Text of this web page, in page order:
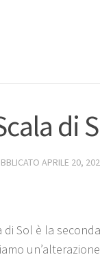
di
APRILE 20,
di Sol è la